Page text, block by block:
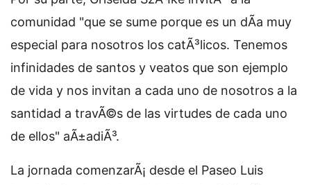
comunidad "que se sume porque es un dÃ­a muy
especial para nosotros los catÃ³licos. Tenemos
infinidades de santos y veatos que son ejemplo
de vida y nos invitan a cada uno de nosotros a la
santidad a travÃ©s de las virtudes de cada uno
de ellos" aÃ±adiÃ³.
La jornada comenzarÃ¡ desde el Paseo Luis